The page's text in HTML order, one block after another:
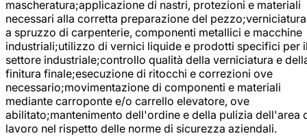
mascheratura;applicazione di nastri, protezioni e materiali
necessari alla corretta preparazione del pezzo;verniciatura
a spruzzo di carpenterie, componenti metallici e macchine
industriali;utilizzo di vernici liquide e prodotti specifici per
settore industriale;controllo qualità della verniciatura e
finitura finale;esecuzione di ritocchi e correzioni ove
necessario;movimentazione di componenti e materiali
mediante carroponte e/o carrello elevatore, ove
abilitato;mantenimento dell'ordine e della pulizia dell'area
lavoro nel rispetto delle norme di sicurezza aziendali.